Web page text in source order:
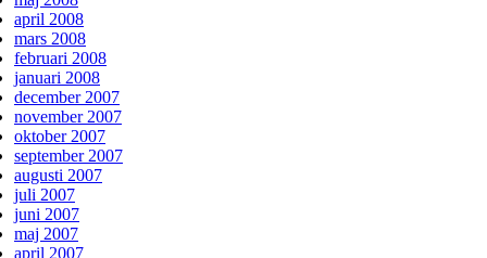
april 2008
mars 2008
februari 2008
januari 2008
december 2007
november 2007
oktober 2007
september 2007
augusti 2007
juli 2007
juni 2007
maj 2007
april 2007